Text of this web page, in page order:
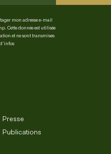
mon adresse e-mail
Cette donnée est utilisée
et ne sont transmises
Presse
Publications